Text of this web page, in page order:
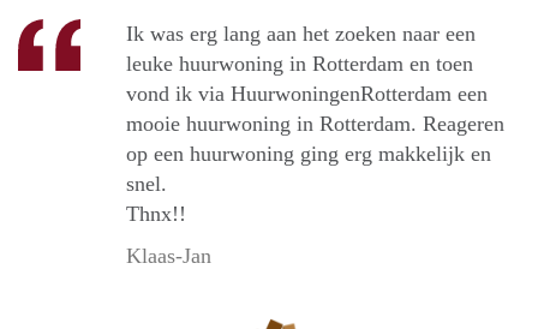
Ik was erg lang aan het zoeken naar een
leuke huurwoning in Rotterdam en toen
vond ik via HuurwoningenRotterdam een
mooie huurwoning in Rotterdam. Reageren
op een huurwoning ging erg makkelijk en
snel.
Thnx!!
Klaas-Jan